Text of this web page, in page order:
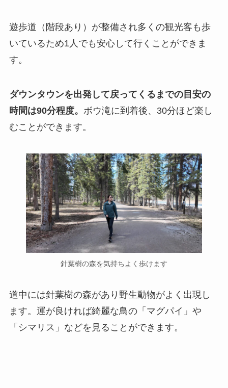
遊歩道（階段あり）が整備され多くの観光客も歩
いているため1人でも安心して行くことができま
す。
ダウンタウンを出発して戻ってくるまでの目安の
時間は90分程度。 ボウ滝に到着後、30分ほど楽し
むことができます。
針葉樹の森を気持ちよく歩けます
道中には針葉樹の森があり野生動物がよく出現し
ます。運が良ければ綺麗な鳥の「マグパイ」や
「シマリス」などを見ることができます。